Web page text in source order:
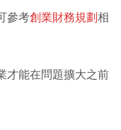
參考創業財務規劃相
才能在問題擴大之前